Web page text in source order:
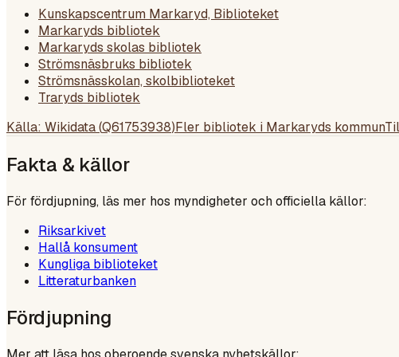
Kunskapscentrum Markaryd, Biblioteket
Markaryds bibliotek
Markaryds skolas bibliotek
Strömsnäsbruks bibliotek
Strömsnässkolan, skolbiblioteket
Traryds bibliotek
Källa: Wikidata (Q61753938)Fler bibliotek i Markaryds kommun
Fakta & källor
För fördjupning, läs mer hos myndigheter och officiella källor:
Riksarkivet
Hallå konsument
Kungliga biblioteket
Litteraturbanken
Fördjupning